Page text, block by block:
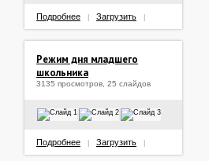
Подробнее Загрузить
Режим дня младшего
школьника
3135 просмотров, 25 слайдов
Подробнее Загрузить